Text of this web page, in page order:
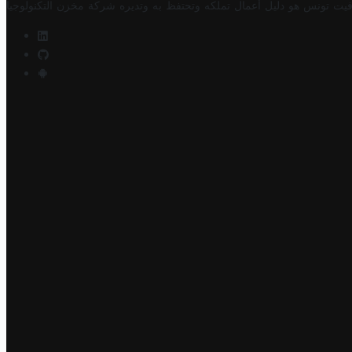
تونس هو دليل أعمال تملكه وتحتفظ به وتديره شركة مخزن التكنولوجيا